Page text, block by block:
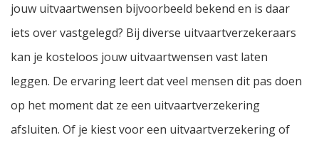
jouw uitvaartwensen bijvoorbeeld bekend en is daar
iets over vastgelegd? Bij diverse uitvaartverzekeraars
kan je kosteloos jouw uitvaartwensen vast laten
leggen. De ervaring leert dat veel mensen dit pas doen
op het moment dat ze een uitvaartverzekering
afsluiten. Of je kiest voor een uitvaartverzekering of